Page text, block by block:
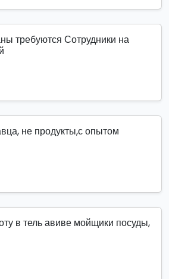
требуются Сотрудники на
не продукты,с опытом
в тель авиве мойщики посуды,